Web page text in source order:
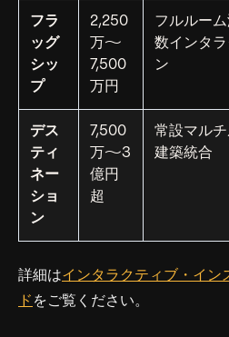
フラ
ッグ
シッ
プ
2,250
万〜
7,500
万円
フルルー
数インタ
ン
デス
ティ
ネー
ショ
ン
7,500
万〜3
億円
超
常設マルチ
建築統合
詳細はインタラクティブ・イン
ド をご覧ください。